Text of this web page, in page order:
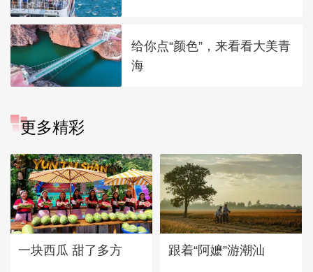
给你点“颜色”，来看看大美青
海
更多精彩
一块西瓜 甜了多方 跟着“阿嬷”游潮汕